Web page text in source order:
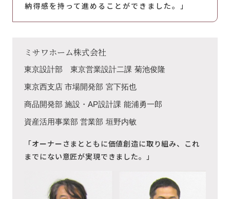
納得感を持って進めることができました。」
ミサワホーム株式会社
東京設計部 東京営業設計二課 菊池俊隆
東京西支店 市場開発部 宮下拓也
商品開発部 施設・AP設計課 能浦勇一郎
資産活用事業部 営業部 垣野内敏
「オーナーさまとともに価値創造に取り組み、これ
までにない意匠が実現できました。」